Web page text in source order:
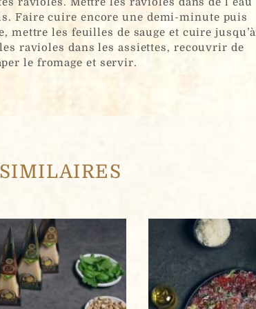
Faire cuire encore une demi-minute puis
mettre les feuilles de sauge et cuire jusqu’à
ravioles dans les assiettes, recouvrir de
le fromage et servir.